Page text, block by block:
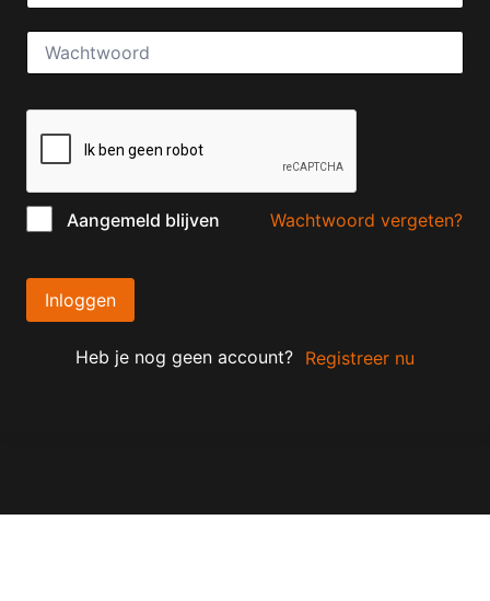
Aangemeld blijven Wachtwoord vergeten?
Inloggen
Heb je nog geen account? Registreer nu